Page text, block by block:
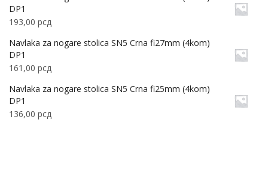
DP1
193,00 рсд
Navlaka za nogare stolica SN5 Crna fi27mm (4kom)
DP1
161,00 рсд
Navlaka za nogare stolica SN5 Crna fi25mm (4kom)
DP1
136,00 рсд